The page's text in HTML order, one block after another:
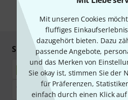
Mit unseren Cookies
fluffiges
dazugehört bieten. Dazu
passende Angebote,
und das Merken von
Sie okay ist, stimmen Sie der
für Präferenzen,
einfach durch einen Klick auf
* Pflichtfeld
Sicher einkaufen & bezahlen